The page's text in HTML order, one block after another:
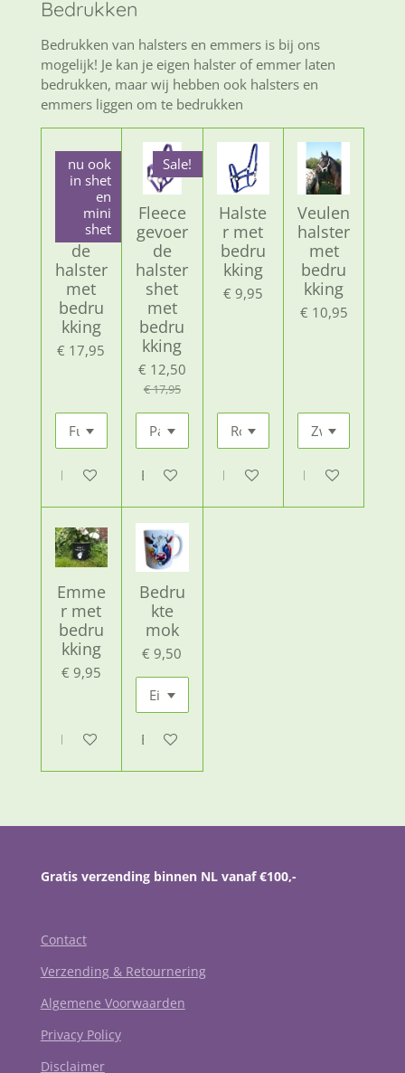
Bedrukken
Bedrukken van halsters en emmers is bij ons
mogelijk! Je kan je eigen halster of emmer laten
bedrukken, maar wij hebben ook halsters en
emmers liggen om te bedrukken
nu ook
in shet
en
mini
shet
Fleece
gevoer
de
halster
met
bedru
kking
€ 17,95
Bekijk details
Sale!
Fleece
gevoer
de
halster
shet
met
bedru
kking
€ 12,50
€ 17,95
Bekijk details
Halste
r met
bedru
kking
€ 9,95
Bekijk details
Veulen
halster
met
bedru
kking
€ 10,95
Bekijk details
Emme
r met
bedru
kking
€ 9,95
Bekijk details
Bedru
kte
mok
€ 9,50
Bekijk details
Gratis verzending binnen NL vanaf €100,-
Contact
Verzending & Retournering
Algemene Voorwaarden
Privacy Policy
Disclaimer